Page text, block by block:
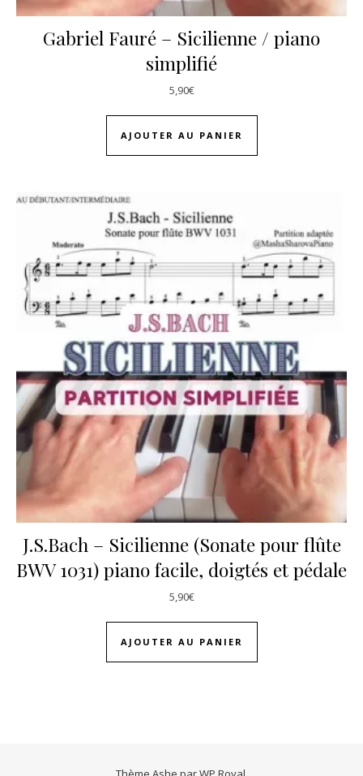
Gabriel Fauré – Sicilienne / piano
simplifié
5,90€
AJOUTER AU PANIER
J.S.Bach – Sicilienne (Sonate pour flûte
BWV 1031) piano facile, doigtés et pédale
5,90€
AJOUTER AU PANIER